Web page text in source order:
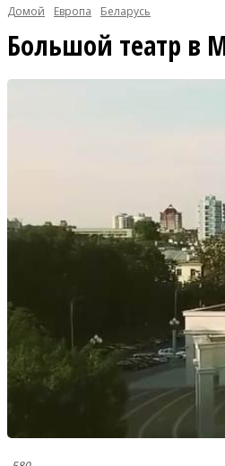
Домой Европа Беларусь
Большой театр в